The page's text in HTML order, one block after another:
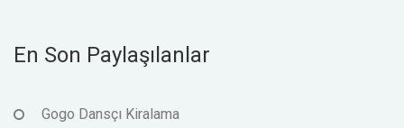
En Son Paylaşılanlar
Gogo Dansçı Kiralama